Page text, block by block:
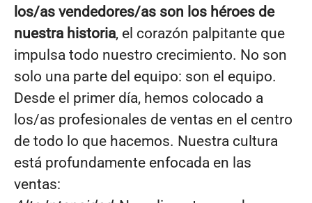
los/as vendedores/as son los héroes de
nuestra historia, el corazón palpitante que
impulsa todo nuestro crecimiento. No son
solo una parte del equipo: son el equipo.
Desde el primer día, hemos colocado a
los/as profesionales de ventas en el centro
de todo lo que hacemos. Nuestra cultura
está profundamente enfocada en las
ventas: